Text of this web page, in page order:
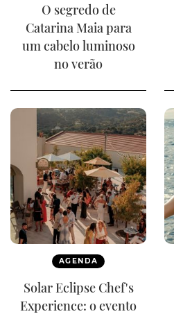
O segredo de
Catarina Maia para
um cabelo luminoso
no verão
AGENDA
Solar Eclipse Chef's
Experience: o evento